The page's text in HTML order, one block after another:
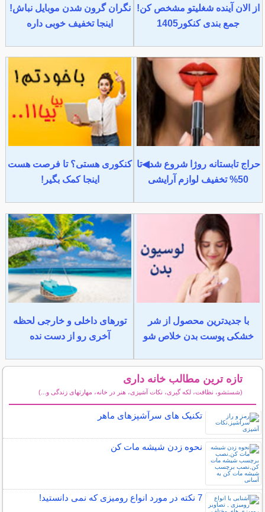
از الان آینده شغلیتو مشخص کن!
جمع بندی کنکور1405
نگران گرون شدن موبایل نباش!
اینجا تخفیف خوبی داره
حراج تابستانه روژا شروع شد◀تا
50% تخفیف لوازم آرایشی
کنکوری هستی؟ تا فرصت هست
اینجا کمک بگیر!
با جدیدترین محصول از شر
خشکی پوست بدن خلاص شو
تورهای داخلی و خارجی لحظه
آخری رو از دست نده
تازه ترین مطالب خانه داری
(شستشو، نظافت، لکه گیری، نکات آشپزی، هنر در خانه، مهارتهای زندگی و...)
تکنیک های سرآشپزهای ماهر
نحوه زدن شیشه مات کن
7 نکته در مورد انواع رومیزی که نمی دانستید!